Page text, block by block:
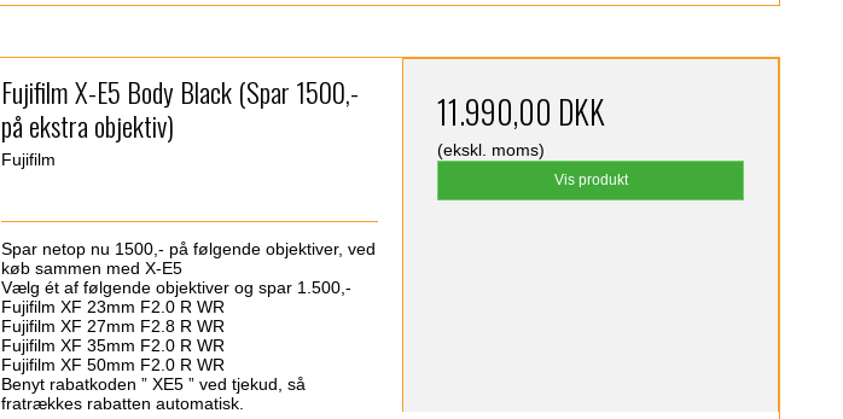
Fujifilm X-E5 Body Black (Spar 1500,-
på ekstra objektiv)
Fujifilm
Spar netop nu 1500,- på følgende objektiver, ved
køb sammen med X-E5
Vælg ét af følgende objektiver og spar 1.500,-
Fujifilm XF 23mm F2.0 R WR
Fujifilm XF 27mm F2.8 R WR
Fujifilm XF 35mm F2.0 R WR
Fujifilm XF 50mm F2.0 R WR
Benyt rabatkoden ” XE5 ” ved tjekud, så
fratrækkes rabatten automatisk.
11.990,00 DKK
(ekskl. moms)
Vis produkt